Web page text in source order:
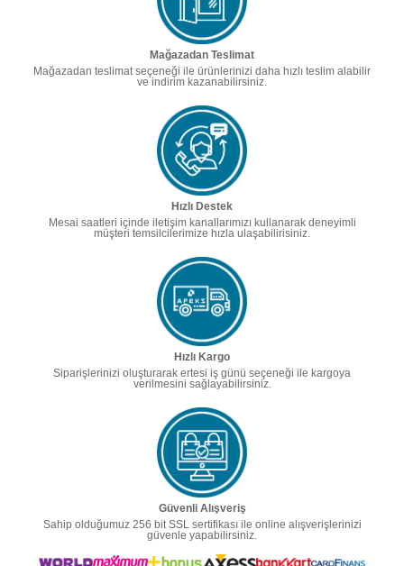
Mağazadan Teslimat
Mağazadan teslimat seçeneği ile ürünlerinizi daha hızlı teslim alabilir
ve indirim kazanabilirsiniz.
Hızlı Destek
Mesai saatleri içinde iletişim kanallarımızı kullanarak deneyimli
müşteri temsilcilerimize hızla ulaşabilirisiniz.
Hızlı Kargo
Siparişlerinizi oluşturarak ertesi iş günü seçeneği ile kargoya
verilmesini sağlayabilirsiniz.
Güvenli Alışveriş
Sahip olduğumuz 256 bit SSL sertifikası ile online alışverişlerinizi
güvenle yapabilirsiniz.